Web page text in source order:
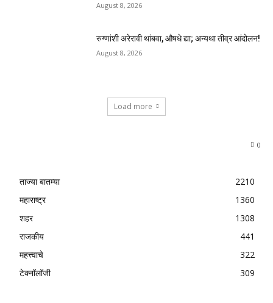
August 8, 2026
रुग्णांशी अरेरावी थांबवा, औषधे द्या; अन्यथा तीव्र आंदोलन!
August 8, 2026
Load more
0
ताज्या बातम्या
2210
महाराष्ट्र
1360
शहर
1308
राजकीय
441
महत्त्वाचे
322
टेक्नॉलॉजी
309